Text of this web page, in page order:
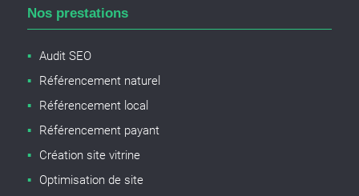
Nos prestations
Audit SEO
Référencement naturel
Référencement local
Référencement payant
Création site vitrine
Optimisation de site